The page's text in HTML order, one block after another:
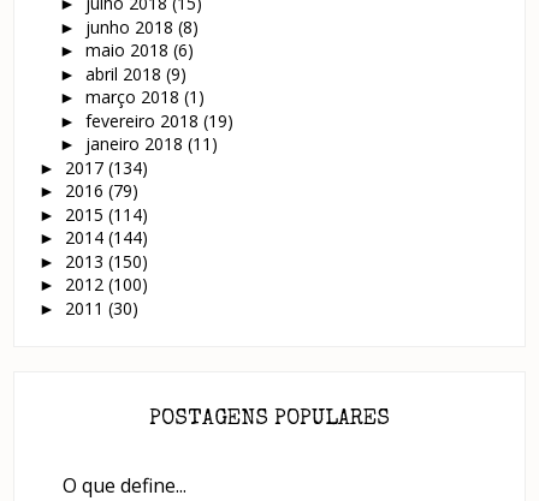
► junho 2018 (8)
► maio 2018 (6)
► abril 2018 (9)
► março 2018 (1)
► fevereiro 2018 (19)
► janeiro 2018 (11)
► 2017(134)
► 2016(79)
► 2015(114)
► 2014(144)
► 2013(150)
► 2012(100)
► 2011(30)
POSTAGENS POPULARES
O que define...